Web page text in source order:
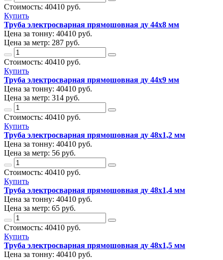
Стоимость: 40410 руб.
Купить
Труба электросварная прямошовная ду 44х8 мм
Цена за тонну: 40410 руб.
Цена за метр: 287 руб.
Стоимость: 40410 руб.
Купить
Труба электросварная прямошовная ду 44х9 мм
Цена за тонну: 40410 руб.
Цена за метр: 314 руб.
Стоимость: 40410 руб.
Купить
Труба электросварная прямошовная ду 48х1,2 мм
Цена за тонну: 40410 руб.
Цена за метр: 56 руб.
Стоимость: 40410 руб.
Купить
Труба электросварная прямошовная ду 48х1,4 мм
Цена за тонну: 40410 руб.
Цена за метр: 65 руб.
Стоимость: 40410 руб.
Купить
Труба электросварная прямошовная ду 48х1,5 мм
Цена за тонну: 40410 руб.